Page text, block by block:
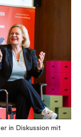
in Diskussion mit